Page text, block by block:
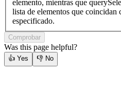
elemento, mientras que
lista de elementos que coincidan
especificado.
Comprobar
Was this page helpful?
👍 Yes 👎 No